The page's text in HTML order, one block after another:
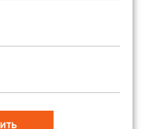
о том, чтобы
независимо